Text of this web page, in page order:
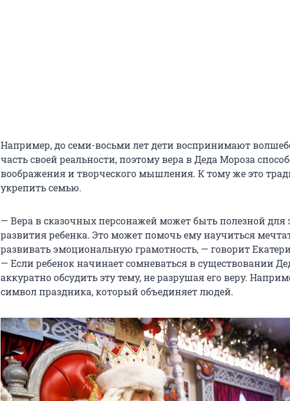
Например, до семи-восьми лет дети воспринимают
часть своей реальности, поэтому вера в Деда Мороза
воображения и творческого мышления. К тому же это
укрепить семью.
— Вера в сказочных персонажей может быть полезной для
развития ребенка. Это может помочь ему научиться
развивать эмоциональную грамотность, — говорит
— Если ребенок начинает сомневаться в существовании
аккуратно обсудить эту тему, не разрушая его веру.
символ праздника, который объединяет людей.